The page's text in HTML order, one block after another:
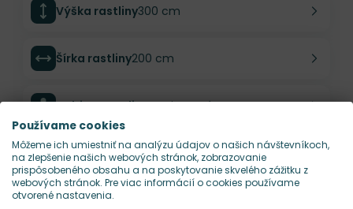
Výška rastliny300 cm
Šírka rastliny200 cm
Habitus rastlinyvzpriamený
Hustota výsadby1 ks/m²
Nároky na slnko
Používame cookies
Môžeme ich umiestniť na analýzu údajov o našich návštevníkoch,
na zlepšenie našich webových stránok, zobrazovanie
prispôsobeného obsahu a na poskytovanie skvelého zážitku z
webových stránok. Pre viac informácií o cookies používame
otvorené nastavenia.